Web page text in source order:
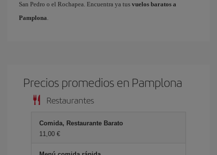
San Pedro o el Rochapea. Encuentra ya tus vuelos baratos a
Pamplona.
Precios promedios en Pamplona
Restaurantes
Comida, Restaurante Barato
11,00 €